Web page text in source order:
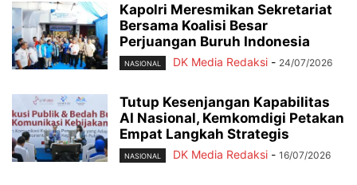
Kapolri Meresmikan Sekretariat
Bersama Koalisi Besar
Perjuangan Buruh Indonesia
NASIONAL DK Media Redaksi - 24/07/2026
Tutup Kesenjangan Kapabilitas
AI Nasional, Kemkomdigi Petakan
Empat Langkah Strategis
NASIONAL DK Media Redaksi - 16/07/2026